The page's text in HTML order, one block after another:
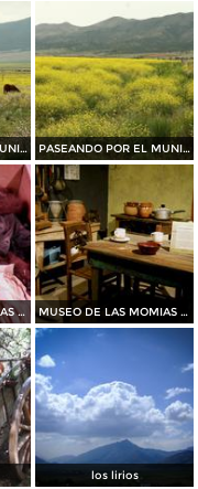
PASEANDO POR EL MUNICIPIO DE ARTEAGA.......2015 PASEANDO POR EL MUNICIPIO DE ARTEAGA.......2015
MUSEO DE LAS MOMIAS DE SAN ANTONIO DE LAS ALAZANAS MUSEO DE LAS MOMIAS DE SAN ANTONIO DE LAS ALAZANAS
los lirios